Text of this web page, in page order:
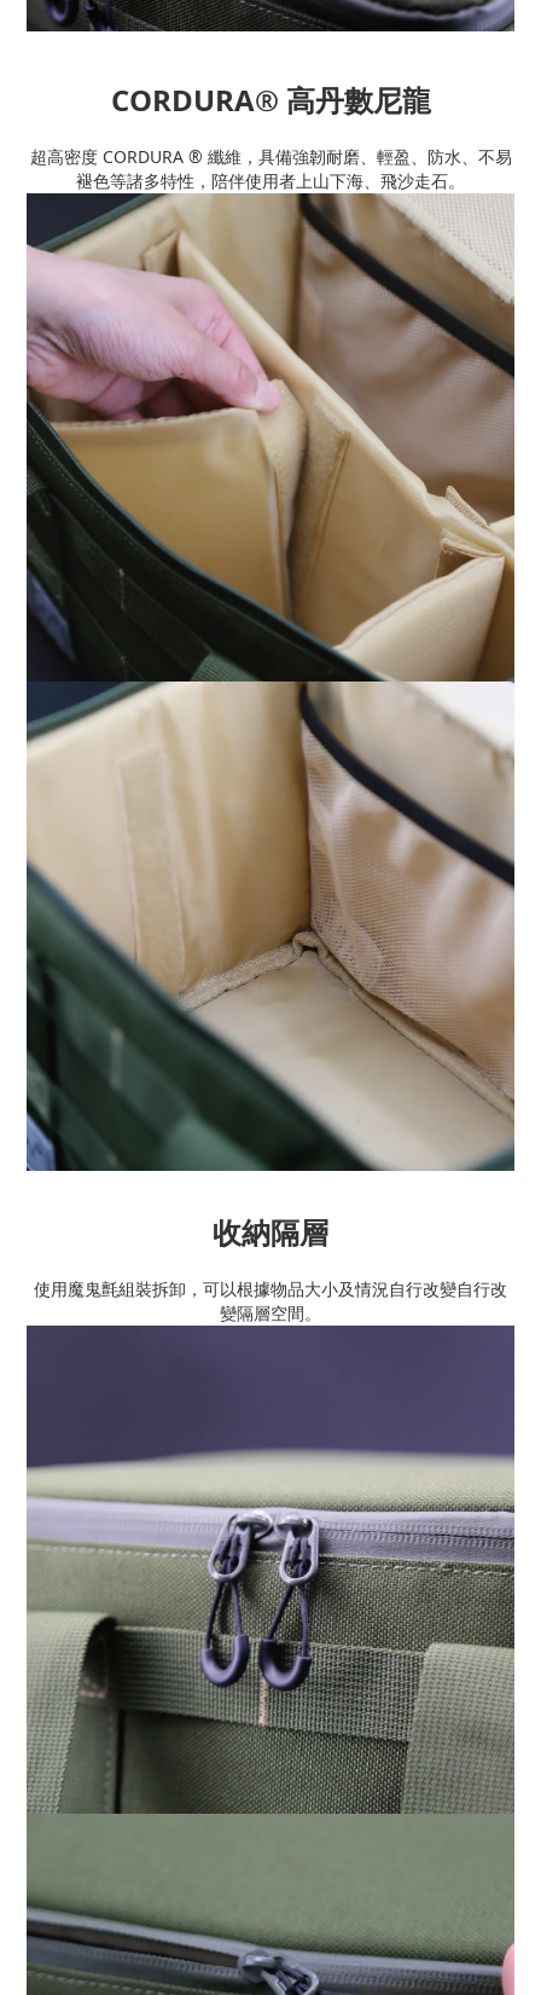
CORDURA® 高丹數尼龍
超高密度 CORDURA ® 纖維，具備強韌耐磨、輕盈、防水、不易
褪色等諸多特性，陪伴使用者上山下海、飛沙走石。
收納隔層
使用魔鬼氈組裝拆卸，可以根據物品大小及情況自行改變自行改
變隔層空間。